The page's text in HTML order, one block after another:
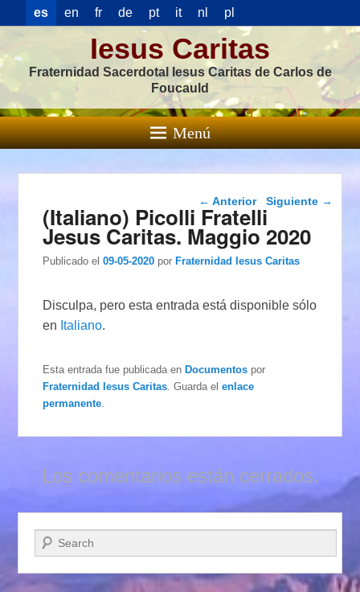
es en fr de pt it nl pl
Iesus Caritas
Fraternidad Sacerdotal Iesus Caritas de Carlos de
Foucauld
Menú
Navegación de
entradas
← Anterior Siguiente →
(Italiano) Picolli Fratelli
Jesus Caritas. Maggio 2020
Publicado el 09-05-2020 porFraternidad Iesus Caritas
Disculpa, pero esta entrada está disponible sólo
en Italiano.
Esta entrada fue publicada enDocumentos por
Fraternidad Iesus Caritas . Guarda elenlace
permanente
Los comentarios están cerrados.
Buscar